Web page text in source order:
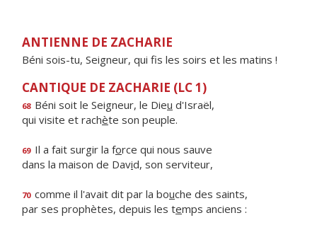
ANTIENNE DE ZACHARIE
Béni sois-tu, Seigneur, qui fis les soirs et les matins !
CANTIQUE DE ZACHARIE (LC 1)
68 Béni soit le Seigneur, le Dieu d'Israël,
qui visite et rachète son peuple.
69 Il a fait surgir la force qui nous sauve
dans la maison de David, son serviteur,
70 comme il l'avait dit par la bouche des saints,
par ses prophètes, depuis les temps anciens :